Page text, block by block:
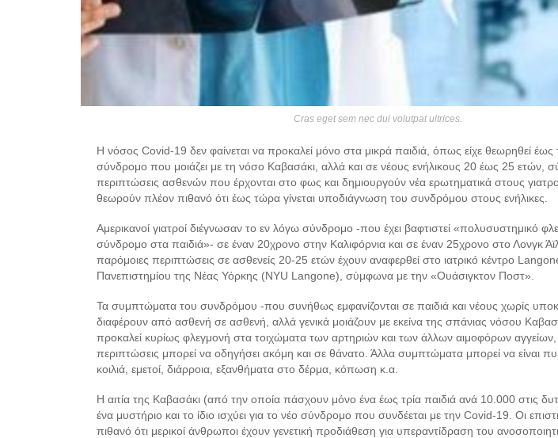
Cras eget sem nec dui volutpat ultrices.
Η νόσος Covid-19 δεν φαίνεται να προκαλεί μόνο στα μικρά παιδιά, όπως είχε θεωρηθεί
σύνδρομο που μοιάζει με τη νόσο Καβασάκι, αλλά και σε νέους ενήλικους 20 έως 25 ετών,
περιπτώσεις ασθενών που έρχονται στο φως και δημιουργούν νέα ερωτηματικά στους
θεωρούν πλέον πιθανό ότι έως τώρα γίνεται υποδιάγνωση του συνδρόμου στους ενήλικες.
Αμερικανοί γιατροί διέγνωσαν το εν λόγω σύνδρομο -που έχει βαφτιστεί «πολυσυστημικό
σύνδρομο στα παιδιά»- σε έναν 20χρονο στην Καλιφόρνια και σε έναν 25χρονο στο Λονγκ
παρόμοιες περιπτώσεις σε ασθενείς 20-25 ετών έχουν αναφερθεί στο ιατρικό κέντρο
Πανεπιστημίου της Νέας Υόρκης (NYU Langone), σύμφωνα με την «Ουάσιγκτον Ποστ».
Τα συμπτώματα του συνδρόμου -που συνήθως εμφανίζονται σε παιδιά και νέους χωρίς
διαφέρουν από ασθενή σε ασθενή, αλλά γενικά μοιάζουν με εκείνα της σπάνιας νόσου
προκαλεί κυρίως φλεγμονή στα τοιχώματα των αρτηριών και των άλλων αιμοφόρων αγγείων,
περιπτώσεις μπορεί να οδηγήσει ακόμη και σε θάνατο. Άλλα συμπτώματα μπορεί να είναι
κοιλιά, εμετοί, διάρροια, εξανθήματα στο δέρμα, κόπωση κ.α.
Η αιτία της Καβασάκι (από την οποία πάσχουν μόνο ένα έως τρία παιδιά ανά 10.000 στις
ένα μυστήριο και το ίδιο ισχύει για το νέο σύνδρομο που συνδέεται με την Covid-19. Οι
πιθανό ότι μερικοί άνθρωποι έχουν γενετική προδιάθεση για υπεραντίδραση του